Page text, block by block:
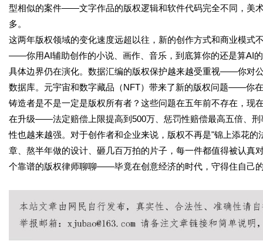
型相似的案件——文字作品的版权逻辑和软件代码完全不同，美
多。
这两年版权领域的变化速度远超以往，新的创作方式和商业模式
——你用AI辅助创作的小说、画作、音乐，到底算你的还是算AI
具体边界仍在演化。数据汇编的版权保护越来越受重视——你对
数据库。元宇宙和数字藏品（NFT）带来了新的版权问题——你
铸造者是不是一定是版权所有者？这些问题在五年前不存在，现
在升级——法定赔偿上限提高到500万、惩罚性赔偿最高五倍、
性也越来越强。对于创作者和企业来说，版权不再是"锦上添花
章、熬半年做的设计、砸几百万拍的片子，每一件都值得被认真
个靠谱的版权律师聊聊——毕竟在创意经济的时代，守得住自己